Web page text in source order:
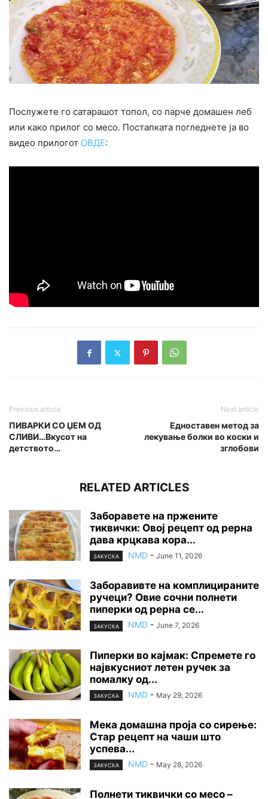
Послужете го сатарашот топол, со парче домашен леб
или како прилог со месо. Постапката погледнете ја во
видео прилогот ОВДЕ:
Previous article
ПИВАРКИ СО ЏЕМ ОД
СЛИВИ…Вкусот на
детството…
Next article
Едноставен метод за
лекување болки во коски и
зглобови
RELATED ARTICLES
Заборавете на пржените
тиквички: Овој рецепт од рерна
дава крцкава кора...
ЗАКУСКА NMD - June 11, 2026
Заборавивте на комплицираните
ручеци? Овие сочни полнети
пиперки од рерна се...
ЗАКУСКА NMD - June 7, 2026
Пиперки во кајмак: Спремете го
највкусниот летен ручек за
помалку од...
ЗАКУСКА NMD - May 29, 2026
Мека домашна проја со сирење:
Стар рецепт на чаши што
успева...
ЗАКУСКА NMD - May 28, 2026
Полнети тиквички со месо –